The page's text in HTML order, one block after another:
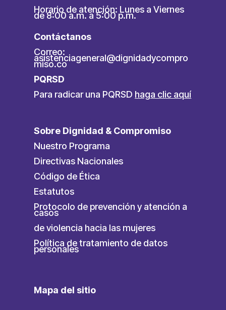
Horario de atención: Lunes a Viernes
de 8:00 a.m. a 5:00 p.m.
Contáctanos
Correo:
asistenciageneral@dignidadycompro
miso.co
PQRSD
Para radicar una PQRSD haga clic aquí
Sobre Dignidad & Compromiso
Nuestro Programa
Directivas Nacionales
Código de Ética
Estatutos
Protocolo de prevención y atención a
casos
de violencia hacia las mujeres
Política de tratamiento de datos
personales
Mapa del sitio